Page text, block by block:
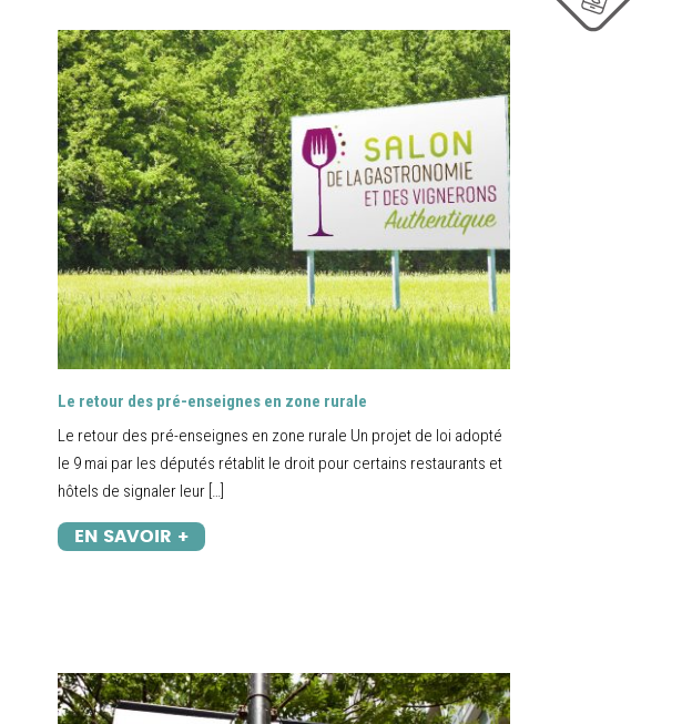
Le retour des pré-enseignes en zone rurale
Le retour des pré-enseignes en zone rurale Un projet de loi adopté
le 9 mai par les députés rétablit le droit pour certains restaurants et
hôtels de signaler leur […]
EN SAVOIR +